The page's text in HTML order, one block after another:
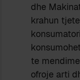
dhe
krahun
te
ofroje arti